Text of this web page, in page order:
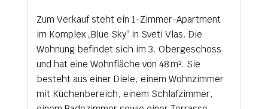
Zum Verkauf steht ein 1-Zimmer-Apartment
im Komplex „Blue Sky“ in Sveti Vlas. Die
Wohnung befindet sich im 3. Obergeschoss
und hat eine Wohnfläche von 48 m². Sie
besteht aus einer Diele, einem Wohnzimmer
mit Küchenbereich, einem Schlafzimmer,